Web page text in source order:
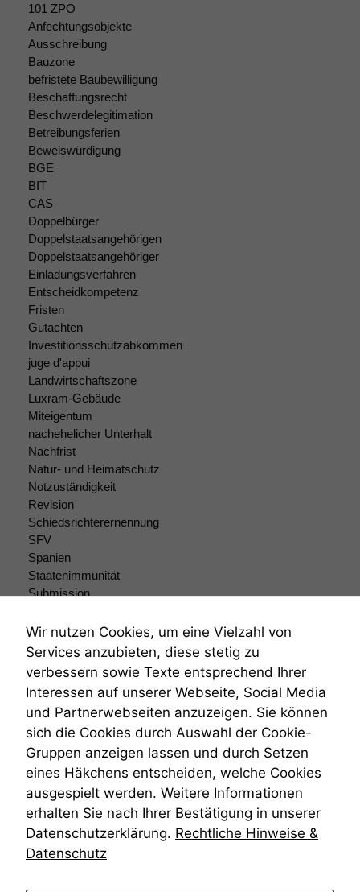
101 ZPO
Anfechtungsobjekte
Ausschreibung
Bauzone
befristete Baubewilligung
Beschaffungsrecht
Beschwerdelegitimation
Betreibungsferien
Beweiswürdigung
BGE
BIT
CAS
Doppelbürger
Doppelstaatsangehörigen
Doppelstaatsangehöriger
Einladungsverfahren
Entscheidkompetenz
Fristen
Gutachten
Investitionsschutzabkommen
juge d'appui
Landwirtschaftszone
Luxram-Gebäude
Miteigentum
nachehelicher Unterhalt
Nachfrist
Natur- und Heimatschutz
Notzuständigkeit
Revision
Schiedsrichterernennung
SFV
Spanien
Staatenimmunität
Submission
Teilungsklage
Venezuela
VRK
Wiederherstellungsanordnung
Zivilprozessordnung
ZPO
Zustellfiktion
Zuständigkeit
Öffentliches Personalrecht
Öffentlichkeitsprinzip
Wir nutzen Cookies, um eine Vielzahl von
Services anzubieten, diese stetig zu
verbessern sowie Texte entsprechend Ihrer
Interessen auf unserer Webseite, Social Media
und Partnerwebseiten anzuzeigen. Sie können
sich die Cookies durch Auswahl der Cookie-
Gruppen anzeigen lassen und durch Setzen
eines Häkchens entscheiden, welche Cookies
ausgespielt werden. Weitere Informationen
erhalten Sie nach Ihrer Bestätigung in unserer
Datenschutzerklärung. Rechtliche Hinweise &
Datenschutz
zu 100%
funktionieren.
Marketing
Wir speichern
anonyme Daten ab,
um interne
marketingtechnische
Auswertungen
durchführen zu
können. Diese helfen
uns, unsere Website